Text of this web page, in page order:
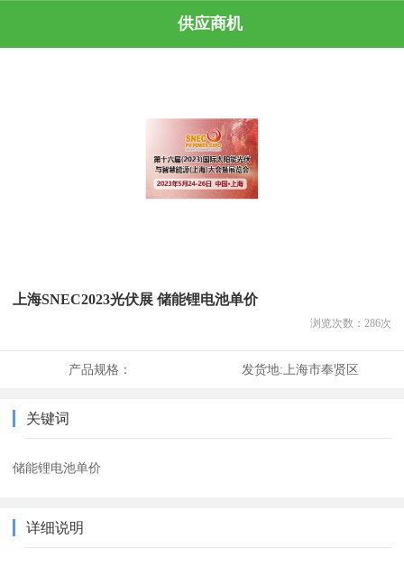
供应商机
上海SNEC2023光伏展 储能锂电池单价
浏览次数： 286次
产品规格： 发货地:上海市奉贤区
关键词
储能锂电池单价
详细说明